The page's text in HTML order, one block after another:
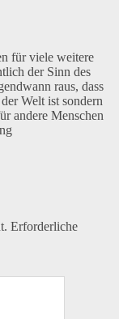
für viele weitere
der Sinn des
raus, dass
Welt ist sondern
andere Menschen
Erforderliche